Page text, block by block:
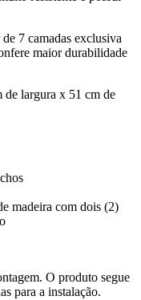
7 camadas exclusiva
maior durabilidade
de largura x 51 cm de
madeira com dois (2)
O produto segue
para a instalação.